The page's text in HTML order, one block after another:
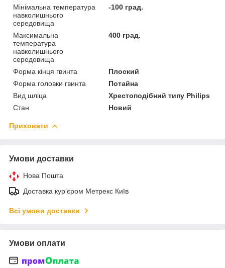
Мінімальна температура
навколишнього
середовища
-100 град.
Максимальна
температура
навколишнього
середовища
400 град.
Форма кінця гвинта
Плоский
Форма головки гвинта
Потайна
Вид шліца
Хрестоподібний типу Philips
Стан
Новий
Приховати
Умови доставки
Нова Пошта
Доставка курʼєром Метрекс Київ
Всі умови доставки
Умови оплати